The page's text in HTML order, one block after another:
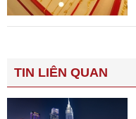
TIN LIÊN QUAN